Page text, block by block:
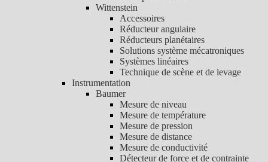
Wittenstein
Accessoires
Réducteur angulaire
Réducteurs planétaires
Solutions système mécatroniques
Systèmes linéaires
Technique de scène et de levage
Instrumentation
Baumer
Mesure de niveau
Mesure de température
Mesure de pression
Mesure de distance
Mesure de conductivité
Détecteur de force et de contrainte